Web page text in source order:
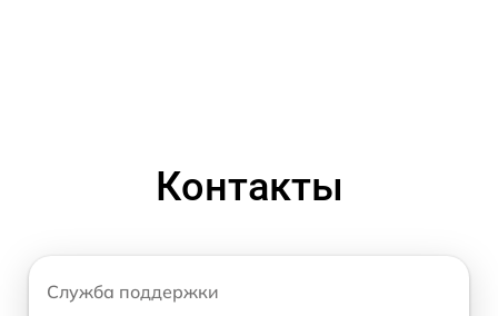
Контакты
Служба поддержки